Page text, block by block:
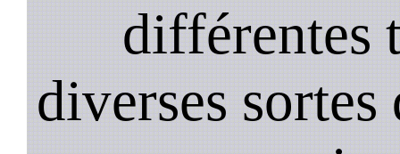
différentes
diverses